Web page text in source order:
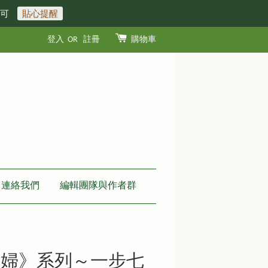
貼心提醒
登入 OR 註冊 購物車
連絡我們 編輯團隊與作者群
》系列～一步七